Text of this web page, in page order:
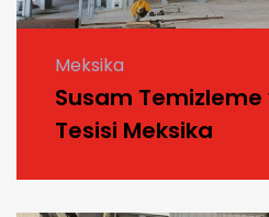
Meksika
Susam
Tesisi Meksika